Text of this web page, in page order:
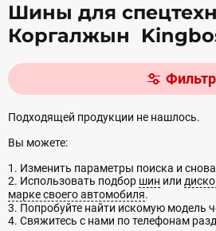
Шины для
Коргалжын
Фильтр
Подходящей продукции не нашлось.
Вы можете:
1. Изменить параметры поиска и
2. Использовать подбор шин или
марке своего автомобиля.
3. Попробуйте найти искомую модель
4. Свяжитесь с нами по телефонам